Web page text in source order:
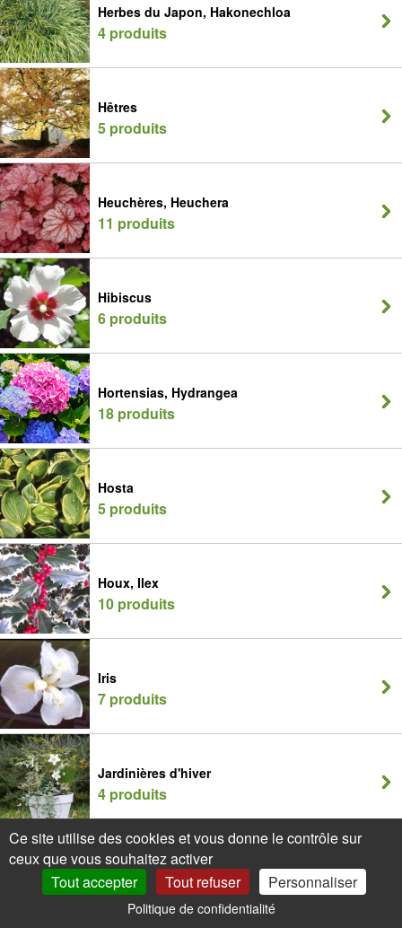
Herbes du Japon, Hakonechloa
4 produits
Hêtres
5 produits
Heuchères, Heuchera
11 produits
Hibiscus
6 produits
Hortensias, Hydrangea
18 produits
Hosta
5 produits
Houx, Ilex
10 produits
Iris
7 produits
Jardinières d'hiver
4 produits
Jasmins
18 produits
Promos
Ce site utilise des cookies et vous donne le contrôle sur
ceux que vous souhaitez activer
Tout accepter
Tout refuser Personnaliser
Politique de confidentialité